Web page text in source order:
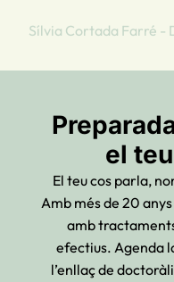
Sílvia Cortada Farré -
el
El teu cos parla,
Amb més de 20
amb
efectius. Agenda
l’enllaç de